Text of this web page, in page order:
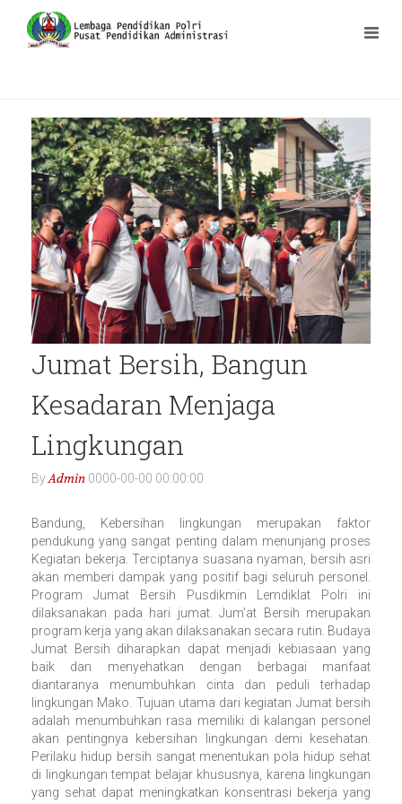
Jumat Bersih, Bangun
Kesadaran Menjaga
Lingkungan
ByAdmin 0000-00-00 00:00:00
Bandung, Kebersihan lingkungan merupakan faktor
pendukung yang sangat penting dalam menunjang proses
Kegiatan bekerja. Terciptanya suasana nyaman, bersih asri
akan memberi dampak yang positif bagi seluruh personel.
Program Jumat Bersih Pusdikmin Lemdiklat Polri ini
dilaksanakan pada hari jumat. Jum’at Bersih merupakan
program kerja yang akan dilaksanakan secara rutin. Budaya
Jumat Bersih diharapkan dapat menjadi kebiasaan yang
baik dan menyehatkan dengan berbagai manfaat
diantaranya menumbuhkan cinta dan peduli terhadap
lingkungan Mako. Tujuan utama dari kegiatan Jumat bersih
adalah menumbuhkan rasa memiliki di kalangan personel
akan pentingnya kebersihan lingkungan demi kesehatan.
Perilaku hidup bersih sangat menentukan pola hidup sehat
di lingkungan tempat belajar khususnya, karena lingkungan
yang sehat dapat meningkatkan konsentrasi bekerja yang